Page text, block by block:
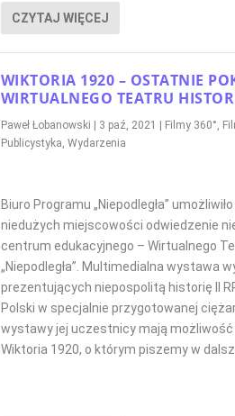
CZYTAJ WIĘCEJ
WIKTORIA 1920 – OSTATNIE
WIRTUALNEGO TEATRU
Paweł Łobanowski | 3 paź, 2021 | Filmy 360°
Publicystyka Wydarzenia
Biuro Programu „Niepodległa”
niedużych miejscowości odwiedzenie
centrum edukacyjnego – Wirtualnego
„Niepodległa”. Multimedialna wystawa
prezentujących niepospolitą historię II
Polski w specjalnie przygotowanej
wystawy jej uczestnicy mają możliwość
Wiktoria 1920, o którym piszemy w